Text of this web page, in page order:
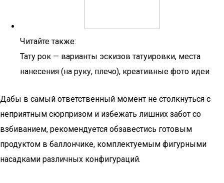
Читайте также:
Тату рок — варианты эскизов татуировки, места
нанесения (на руку, плечо), креативные фото идеи
Дабы в самый ответственный момент не столкнуться с
неприятным сюрпризом и избежать лишних забот со
взбиванием, рекомендуется обзавестись готовым
продуктом в баллончике, комплектуемым фигурными
насадками различных конфигураций.